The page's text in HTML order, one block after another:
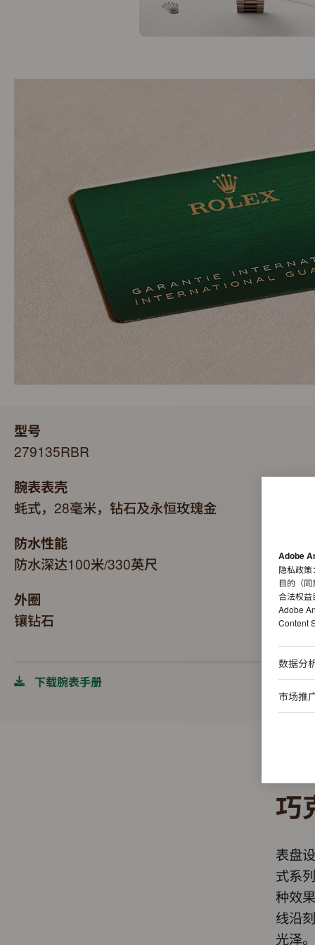
型号
279135RBR
腕表表壳
蚝式，28毫米，钻石及永恒玫瑰金
防水性能
防水深达100米/330英尺
外圈
镶钻石
下载腕表手册
巧
表盘
式系
种效
线沿
光泽
Adobe
隐私政策
目的（同
合法权益
Adobe
Content
数据分
市场推